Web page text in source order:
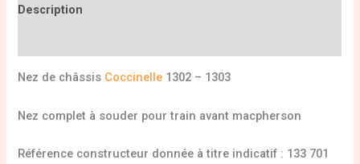
Description
Nez de châssis Coccinelle 1302 – 1303
Nez complet à souder pour train avant macpherson
Référence constructeur donnée à titre indicatif : 133 701